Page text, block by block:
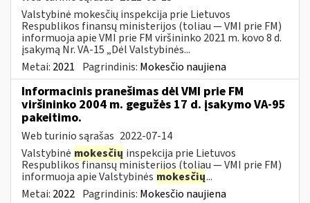
Valstybinė mokesčių inspekcija prie Lietuvos
Respublikos finansų ministerijos (toliau ― VMI prie FM)
informuoja apie VMI prie FM viršininko 2021 m. kovo 8 d.
įsakymą Nr. VA-15 „Dėl Valstybinės...
Metai: 2021 Pagrindinis: Mokesčio naujiena
Informacinis pranešimas dėl VMI prie FM
viršininko 2004 m. gegužės 17 d. įsakymo VA-95
pakeitimo.
Web turinio sąrašas 2022-07-14
Valstybinė mokesčių inspekcija prie Lietuvos
Respublikos finansų ministerijos (toliau ― VMI prie FM)
informuoja apie Valstybinės mokesčių...
Metai: 2022 Pagrindinis: Mokesčio naujiena